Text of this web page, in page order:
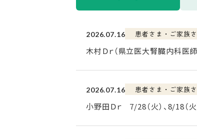
2026.07.16 患者さま・ご家族
木村Ｄｒ（県立医大腎臓内科医
2026.07.16 患者さま・ご家族
小野田Ｄｒ 7/28（火）、8/18（